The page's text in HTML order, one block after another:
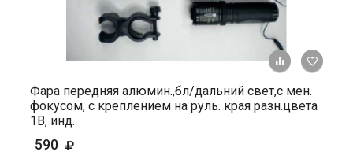
+ К
Фара передняя алюмин.,бл/дальний свет,с мен.
фокусом, с креплением на руль. края разн.цвета
1В, инд.
590